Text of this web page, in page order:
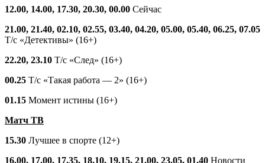
12.00, 14.00, 17.30, 20.30, 00.00 Сейчас
21.00, 21.40, 02.10, 02.55, 03.40, 04.20, 05.00, 05.40, 06.25, 07.05
Т/с «Детективы» (16+)
22.20, 23.10 Т/с «След» (16+)
00.25 Т/с «Такая работа — 2» (16+)
01.15 Момент истины (16+)
Матч ТВ
15.30 Лучшее в спорте (12+)
16.00, 17.00, 17.35, 18.10, 19.15, 21.00, 23.05, 01.40 Новости